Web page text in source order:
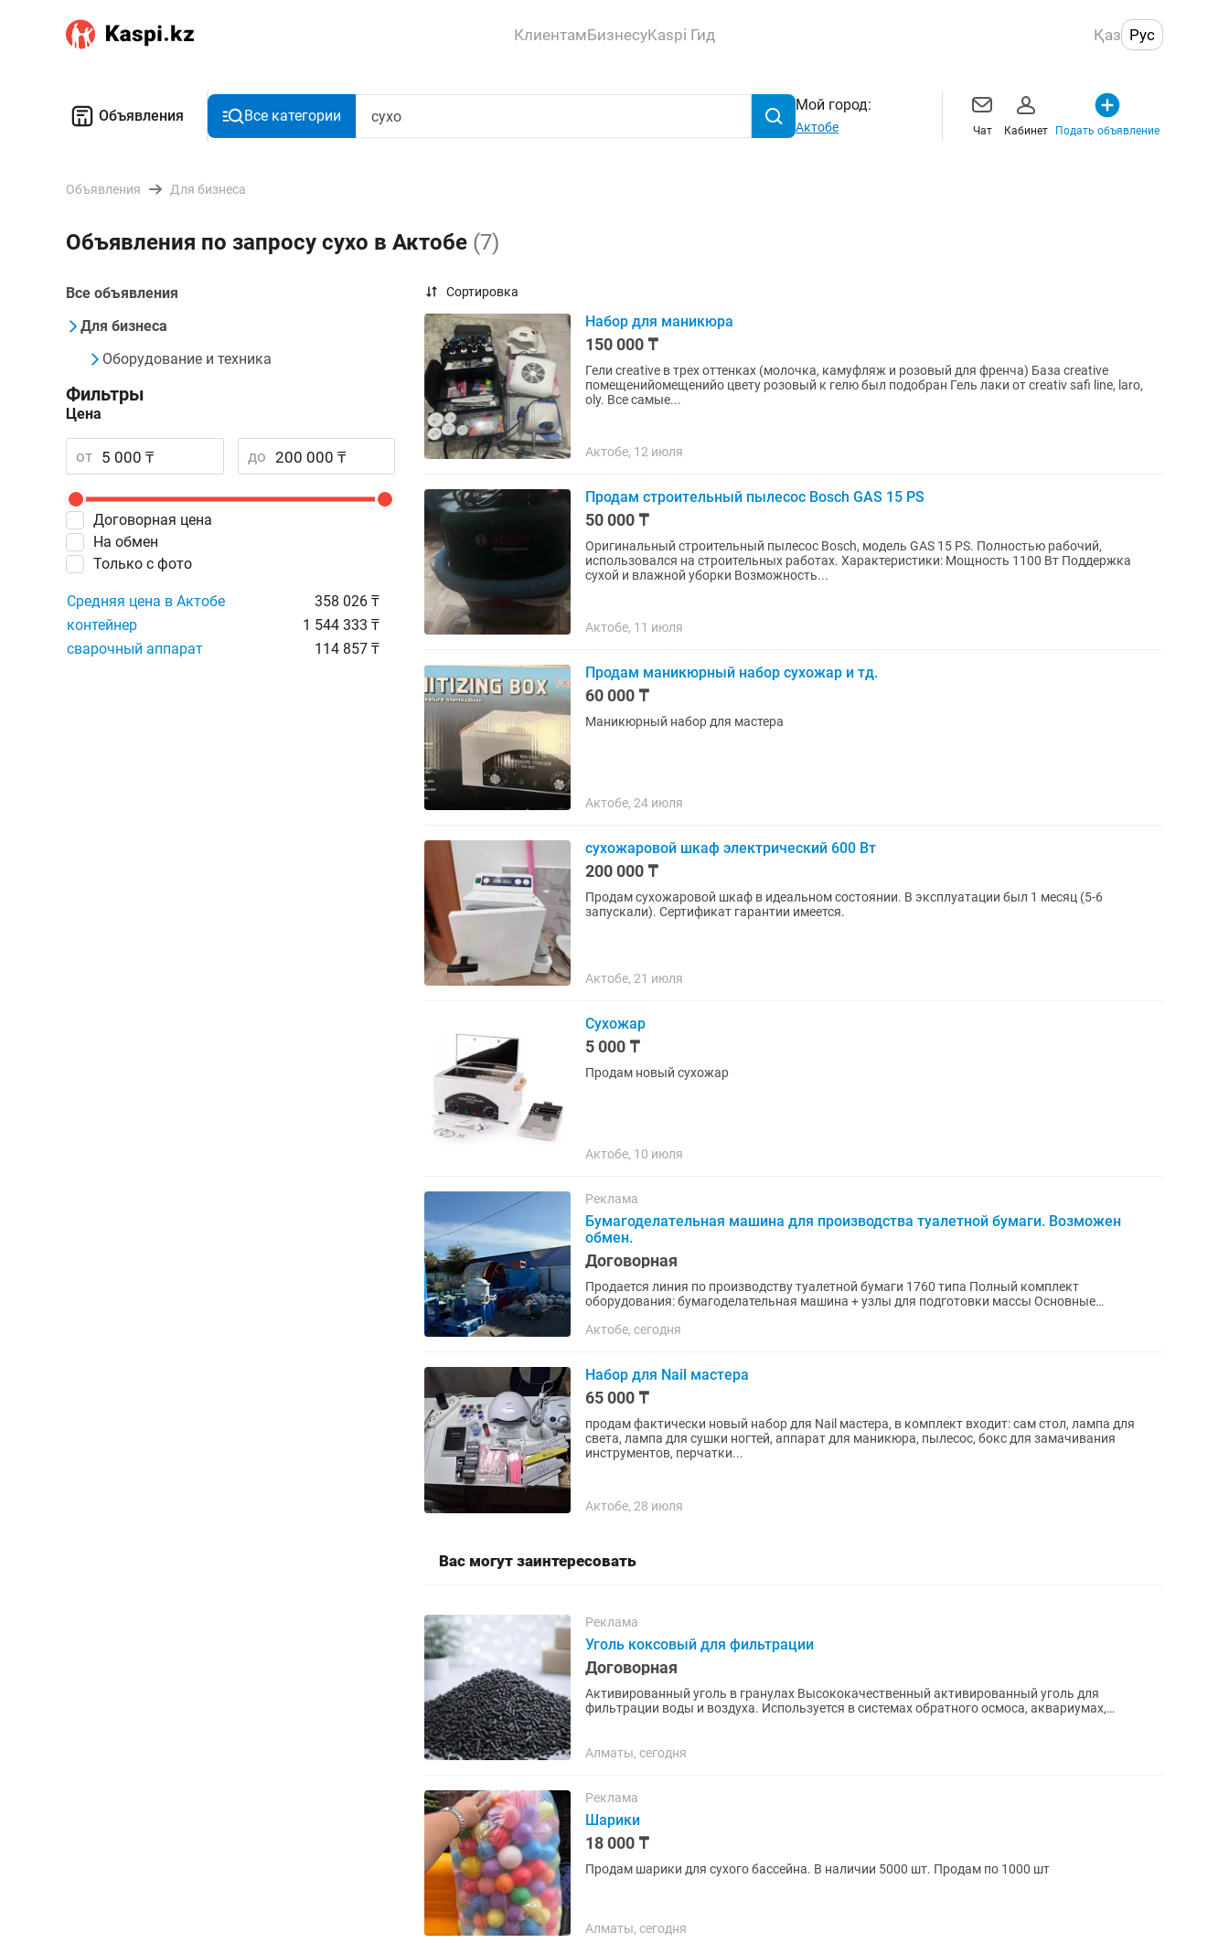
КлиентамБизнесуKaspi Гид Қаз Рус
Объявления Все категории
Мой город:
Актобе Чат Кабинет Подать объявление
Объявления Для бизнеса
Объявления по запросу сухо в Актобе (7)
Все объявления
Для бизнеса
Оборудование и техника
Фильтры
Цена
от до
Договорная цена
На обмен
Только с фото
Средняя цена в Актобе
358 026 ₸
контейнер
1 544 333 ₸
сварочный аппарат
114 857 ₸
Сортировка
Набор для маникюра
150 000 ₸
Гели creative в трех оттенках (молочка, камуфляж и розовый для френча) База creative
помещенийомещенийо цвету розовый к гелю был подобран Гель лаки от creativ safi line, laro,
oly. Все самые...
Актобе, 12 июля
Продам строительный пылесос Bosch GAS 15 PS
50 000 ₸
Оригинальный строительный пылесос Bosch, модель GAS 15 PS. Полностью рабочий,
использовался на строительных работах. Характеристики: Мощность 1100 Вт Поддержка
сухой и влажной уборки Возможность...
Актобе, 11 июля
Продам маникюрный набор сухожар и тд.
60 000 ₸
Маникюрный набор для мастера
Актобе, 24 июля
сухожаровой шкаф электрический 600 Вт
200 000 ₸
Продам сухожаровой шкаф в идеальном состоянии. В эксплуатации был 1 месяц (5-6
запускали). Сертификат гарантии имеется.
Актобе, 21 июля
Сухожар
5 000 ₸
Продам новый сухожар
Актобе, 10 июля
Реклама
Бумагоделательная машина для производства туалетной бумаги. Возможен
обмен.
Договорная
Продается линия по производству туалетной бумаги 1760 типа Полный комплект
оборудования: бумагоделательная машина + узлы для подготовки массы Основные
Актобе, сегодня
Набор для Nail мастера
65 000 ₸
продам фактически новый набор для Nail мастера, в комплект входит: сам стол, лампа для
света, лампа для сушки ногтей, аппарат для маникюра, пылесос, бокс для замачивания
инструментов, перчатки...
Актобе, 28 июля
Вас могут заинтересовать
Реклама
Уголь коксовый для фильтрации
Договорная
Активированный уголь в гранулах Высококачественный активированный уголь для
фильтрации воды и воздуха. Используется в системах обратного осмоса, аквариумах,
Алматы, сегодня
Реклама
Шарики
18 000 ₸
Продам шарики для сухого бассейна. В наличии 5000 шт. Продам по 1000 шт
Алматы, сегодня